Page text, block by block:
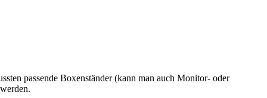
passende Boxenständer (kann man auch Monitor- oder